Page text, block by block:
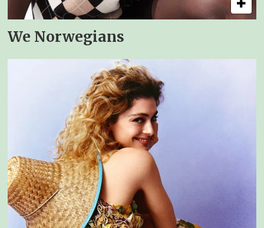
We Norwegians